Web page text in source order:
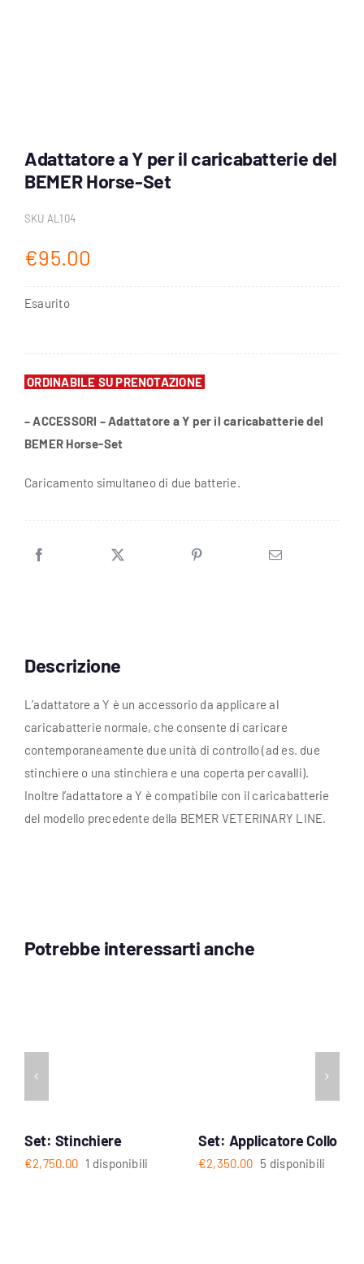
Adattatore a Y per il caricabatterie del
BEMER Horse-Set
SKU AL104
€95.00
Esaurito
ORDINABILE SU PRENOTAZIONE
– ACCESSORI – Adattatore a Y per il caricabatterie del
BEMER Horse-Set
Caricamento simultaneo di due batterie.
Descrizione
L’adattatore a Y è un accessorio da applicare al
caricabatterie normale, che consente di caricare
contemporaneamente due unità di controllo (ad es. due
stinchiere o una stinchiera e una coperta per cavalli).
Inoltre l’adattatore a Y è compatibile con il caricabatterie
del modello precedente della BEMER VETERINARY LINE.
Potrebbe interessarti anche
Set: Stinchiere
€2,750.00 1 disponibili
Set: Applicatore Collo
€2,350.00 5 disponibili